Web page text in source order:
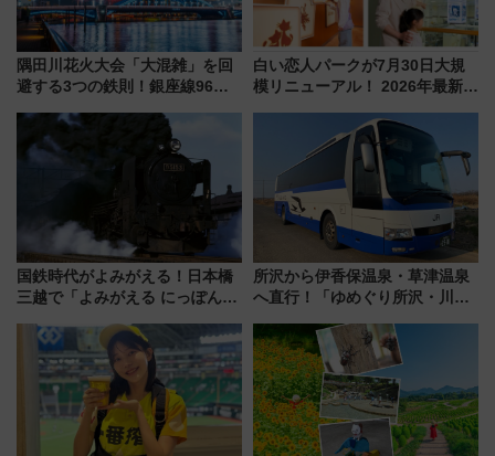
隅田川花火大会「大混雑」を回
避する3つの鉄則！銀座線96本
ツリー駅の規制まとめ 7/25開催
（2026年）
白い恋人パークが7月30日大規
模リニューアル！ 2026年最新の
と料金・アクセスを徹底解説
（札幌市）
国鉄時代がよみがえる！日本橋
三越で「よみがえる にっぽんの
敬の名作写真も、駅弁フェスも
同時開催！
所沢から伊香保温泉・草津温泉
へ直行！「ゆめぐり所沢・川越
軽に 運行ダイヤ・運賃を解説